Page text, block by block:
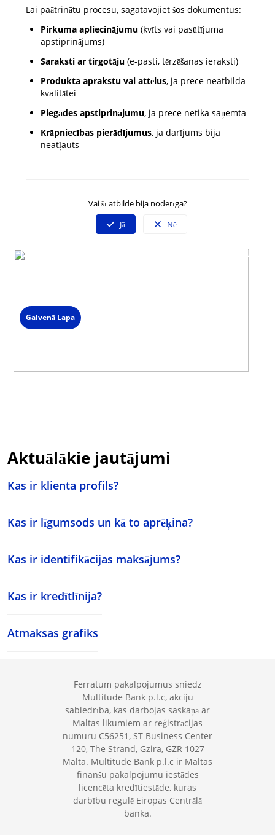
Lai paātrinātu procesu, sagatavojiet šos dokumentus:
Pirkuma apliecinājumu (kvīts vai pasūtījuma
apstiprinājums)
Saraksti ar tirgotāju (e-pasti, tērzēšanas ieraksti)
Produkta aprakstu vai attēlus, ja prece neatbilda
kvalitātei
Piegādes apstiprinājumu, ja prece netika saņemta
Krāpniecības pierādījumus, ja darījums bija
neatļauts
Vai šī atbilde bija noderīga?
Jā
Nē
Neatradi atbildi uz savu jautājumu?
Galvenā Lapa
Aktuālākie jautājumi
Kas ir klienta profils?
Kas ir līgumsods un kā to aprēķina?
Kas ir identifikācijas maksājums?
Kas ir kredītlīnija?
Atmaksas grafiks
Ferratum pakalpojumus sniedz
Multitude Bank p.l.c, akciju
sabiedrība, kas darbojas saskaņā ar
Maltas likumiem ar reģistrācijas
numuru C56251, ST Business Center
120, The Strand, Gzira, GZR 1027
Malta. Multitude Bank p.l.c ir Maltas
finanšu pakalpojumu iestādes
licencēta kredītiestāde, kuras
darbību regulē Eiropas Centrālā
banka.